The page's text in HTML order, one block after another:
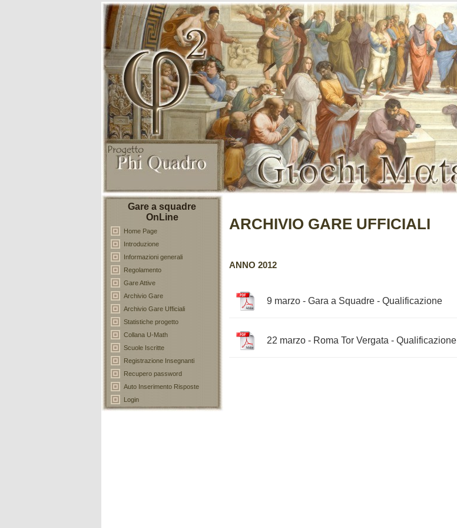
Gare a squadre
OnLine
Home Page
Introduzione
Informazioni generali
Regolamento
Gare Attive
Archivio Gare
Archivio Gare Ufficiali
Statistiche progetto
Collana U-Math
Scuole Iscritte
Registrazione Insegnanti
Recupero password
Auto Inserimento Risposte
Login
ARCHIVIO GARE UFFICIALI
ANNO 2012
9 marzo - Gara a Squadre - Qualificazione
22 marzo - Roma Tor Vergata - Qualificazione